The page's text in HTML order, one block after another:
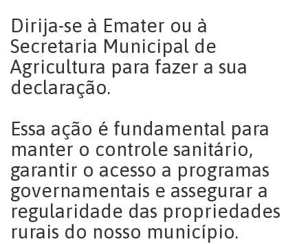
Dirija-se à Emater ou à
Secretaria Municipal de
Agricultura para fazer a sua
declaração.
Essa ação é fundamental para
manter o controle sanitário,
garantir o acesso a programas
governamentais e assegurar a
regularidade das propriedades
rurais do nosso município.